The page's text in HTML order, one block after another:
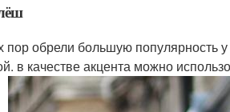
пор обрели большую
в качестве акцента можно